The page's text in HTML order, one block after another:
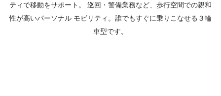
ティで移動をサポート。 巡回・警備業務など、歩行空間での親和
性が高いパーソナル モビリティ。誰でもすぐに乗りこなせる３輪
車型です。